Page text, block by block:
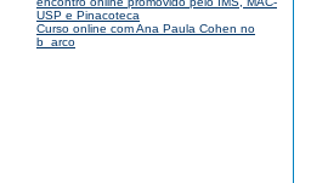
USP e Pinacoteca
Curso online com Ana Paula Cohen no
b_arco